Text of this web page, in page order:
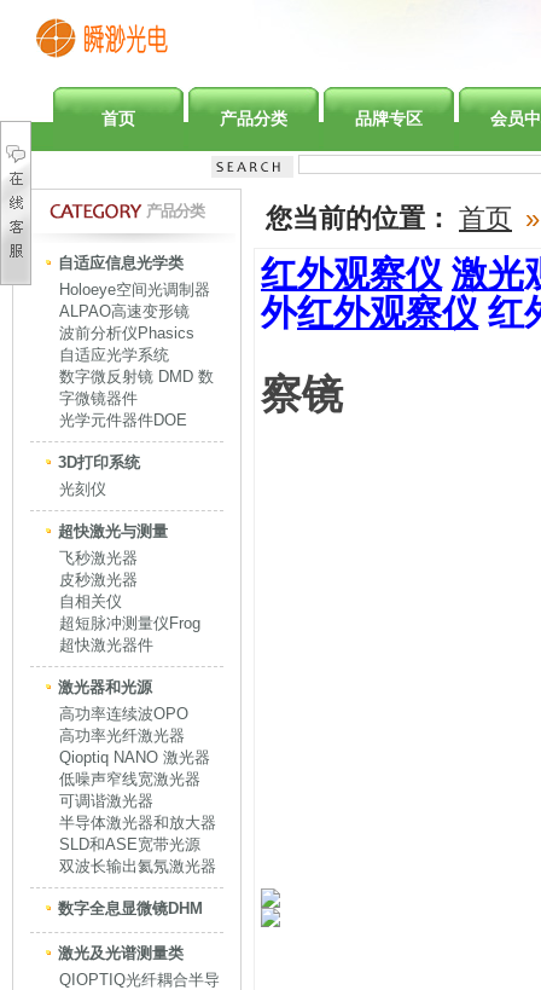
首页 产品分类 品牌专区 会员
产品分类
自适应信息光学类
Holoeye空间光调制器
ALPAO高速变形镜
波前分析仪Phasics
自适应光学系统
数字微反射镜 DMD 数
字微镜器件
光学元件器件DOE
3D打印系统
光刻仪
超快激光与测量
飞秒激光器
皮秒激光器
自相关仪
超短脉冲测量仪Frog
超快激光器件
激光器和光源
高功率连续波OPO
高功率光纤激光器
Qioptiq NANO 激光器
低噪声窄线宽激光器
可调谐激光器
半导体激光器和放大器
SLD和ASE宽带光源
双波长输出氦氖激光器
数字全息显微镜DHM
激光及光谱测量类
QIOPTIQ光纤耦合半导
您当前的位置： 首页 »
红外观察仪 激光
外红外观察仪 红
察镜